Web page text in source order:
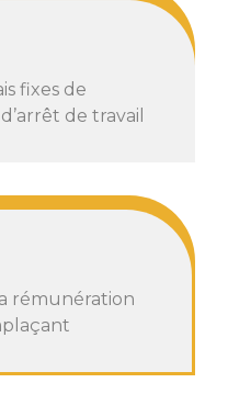
fixes de
de travail
rémunération